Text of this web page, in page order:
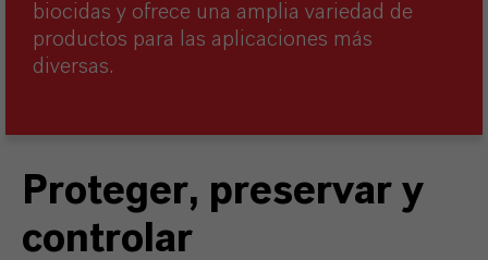
biocidas y ofrece una amplia variedad de
productos para las aplicaciones más
diversas.
Proteger, preservar y
controlar